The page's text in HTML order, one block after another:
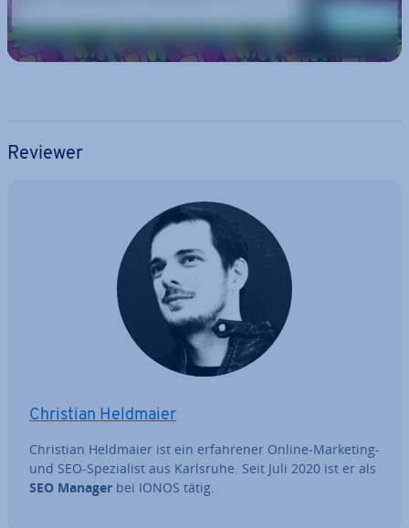
Reviewer
Christian Heldmaier
Christian Heldmaier ist ein er­fah­re­ner Online-Marketing-
und SEO-Spe­zia­list aus Karlsruhe. Seit Juli 2020 ist er als
SEO Manager bei IONOS tätig.